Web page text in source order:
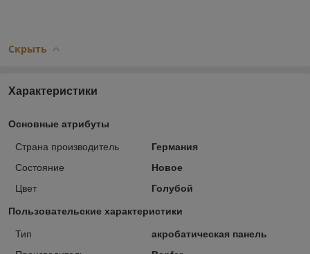
Скрыть
Характеристики
Основные атрибуты
Страна производитель
Германия
Состояние
Новое
Цвет
Голубой
Пользовательские характеристики
Тип
акробатическая панель